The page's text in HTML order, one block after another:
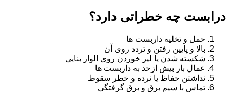
درابست چه خطراتی دارد؟
حمل و تخلیه داربست ها
بالا و پایین رفتن و تردد روی آن
شکسته شدن یا لیز خوردن روی الوار بنایی
عمال بار بیش ازحد به داربست ها
نداشتن حفاظ یا نرده و خطر سقوط
تماس با سیم برق و برق گرفتگی